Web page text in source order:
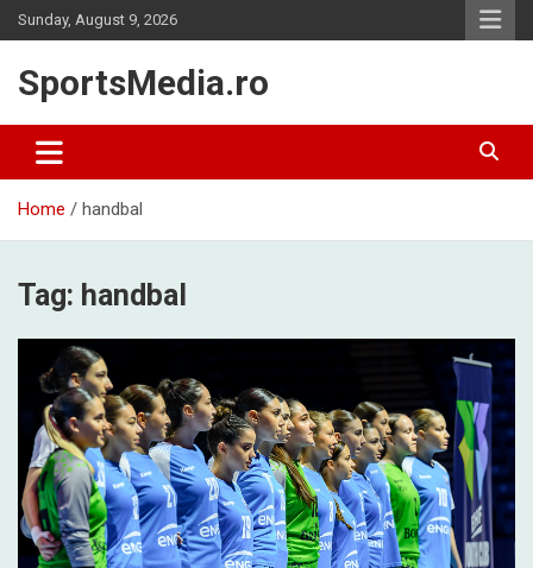
Skip
to
Sunday, August 9, 2026
SportsMedia.ro
Home handbal
Tag: handbal